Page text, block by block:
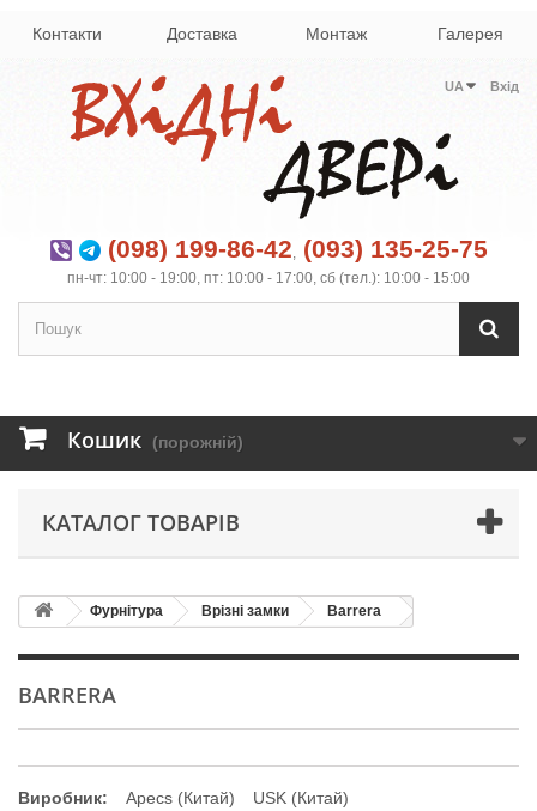
Контакти Доставка Монтаж Галерея
Вхід
UA
(098) 199-86-42, (093) 135-25-75
пн-чт: 10:00 - 19:00, пт: 10:00 - 17:00, сб (тел.): 10:00 - 15:00
Кошик (порожній)
КАТАЛОГ ТОВАРІВ
Фурнітура Врізні замки Barrera
BARRERA
Виробник: Apecs (Китай)
USK (Китай)